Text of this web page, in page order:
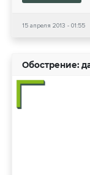
15 апреля 2013 - 01:55
Обострение: